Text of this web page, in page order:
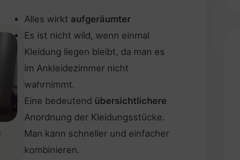
Alles wirkt aufgeräumter
Es ist nicht wild, wenn einmal
Kleidung liegen bleibt, da man es
im Ankleidezimmer nicht
wahrnimmt.
Eine bedeutend übersichtlichere
Anordnung der Kleidungsstücke.
Man kann schneller und einfacher
kombinieren.